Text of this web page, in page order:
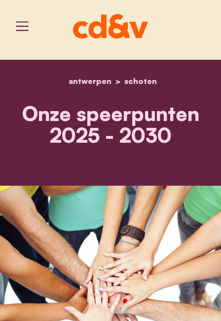
home
antwerpen schoten
onze speerpunten 2025
Onze speerpunten
2025 - 2030